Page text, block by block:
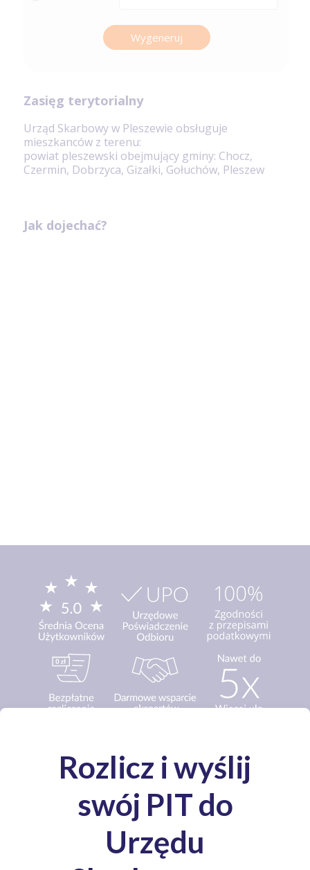
Wygeneruj
Zasięg terytorialny
Urząd Skarbowy w Pleszewie obsługuje
mieszkanców z terenu:
powiat pleszewski obejmujący gminy: Chocz,
Czermin, Dobrzyca, Gizałki, Gołuchów, Pleszew
Jak dojechać?